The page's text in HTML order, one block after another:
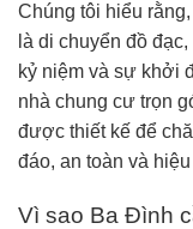
Chúng tôi hiểu
là di chuyển đồ
kỷ niệm và sự khởi
nhà chung cư trọn
được thiết kế để
đáo, an toàn và
Vì sao Ba Đình